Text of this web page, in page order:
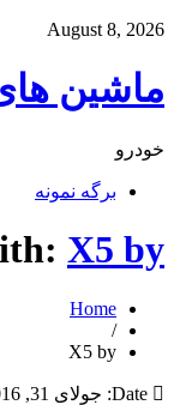
August 8, 2026
ماشین
خودرو
برگه نمونه
X5 by
Home
/
X5 by
Date: جولای 31, 2016